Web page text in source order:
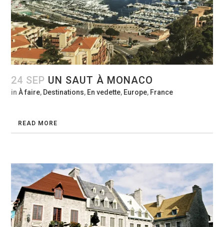
24 SEP UN SAUT À MONACO
inÀ faire, Destinations, En vedette, Europe, France
READ MORE